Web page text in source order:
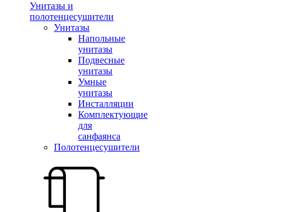
Унитазы и
полотенцесушители
Унитазы
Напольные
унитазы
Подвесные
унитазы
Умные
унитазы
Инсталляции
Комплектующие
для
санфаянса
Полотенцесушители